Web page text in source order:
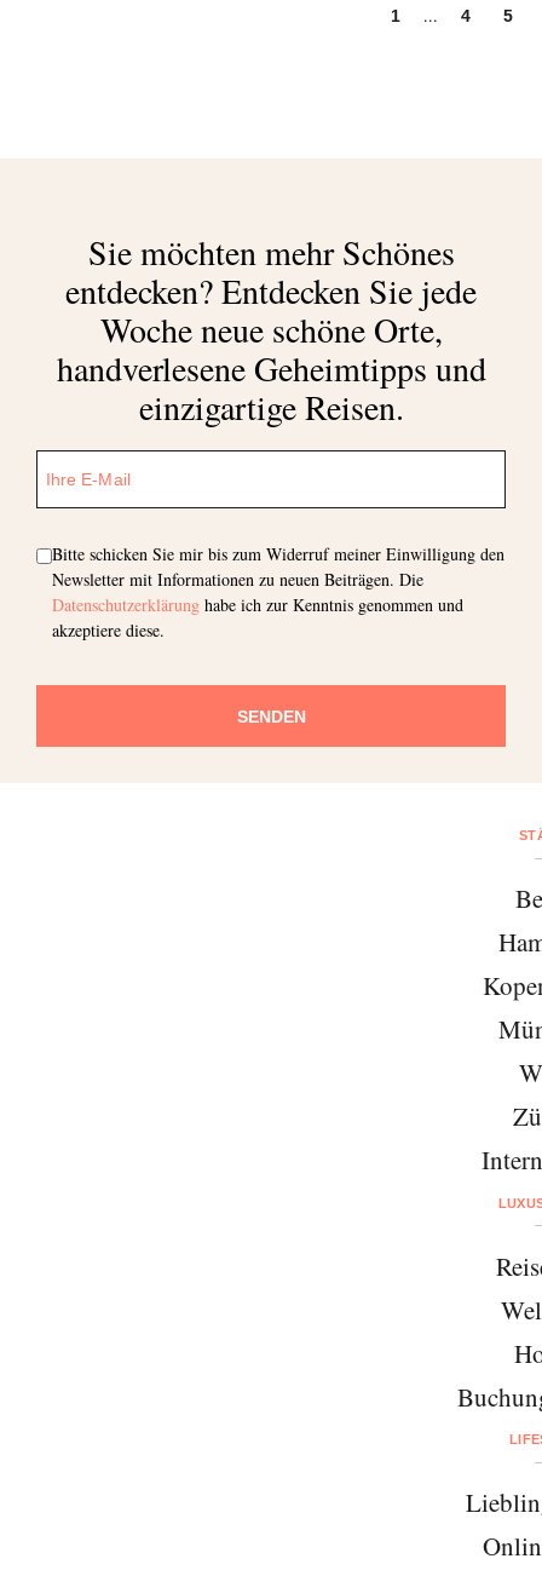
1 ... 4 5
Sie möchten mehr Schönes
entdecken?Entdecken Sie jede
Woche neue schöne Orte,
handverlesene Geheimtipps und
einzigartige Reisen.
Bitte schicken Sie mir bis zum Widerruf meiner Einwilligung den
Newsletter mit Informationen zu neuen Beiträgen. Die
Datenschutzerklärung habe ich zur Kenntnis genommen und
akzeptiere diese.
SENDEN